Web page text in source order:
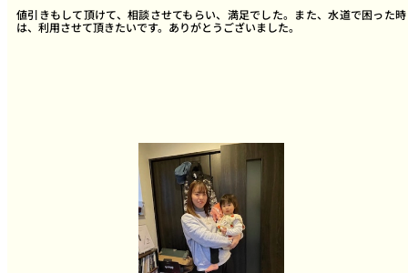
値引きもして頂けて、相談させてもらい、満足でした。また、水道で困った時
は、利用させて頂きたいです。ありがとうございました。